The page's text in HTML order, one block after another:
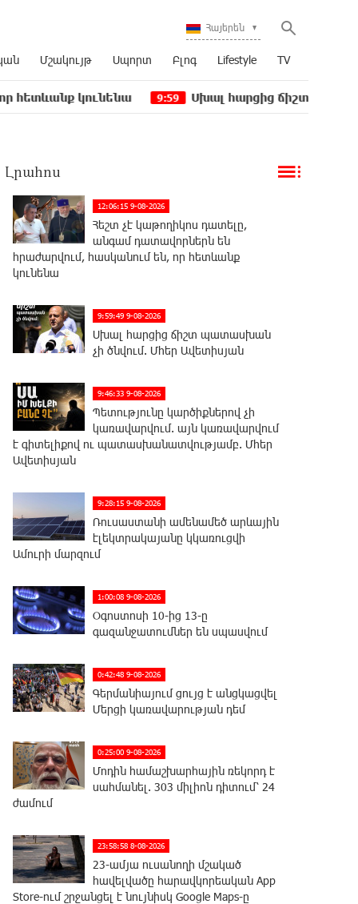
Հայերեն
Մշակույթ Սպորտ Բլոգ Lifestyle TV
կունենա 9:59 Սխալ հարցից ճիշտ պատասխան չի
Լրահոս
12:06:15 9-08-2026
Հեշտ չէ կաթողիկոս դատելը,
անգամ դատավորներն են
հրաժարվում, հասկանում են, որ հետևանք
կունենա
9:59:49 9-08-2026
Սխալ հարցից ճիշտ պատասխան
չի ծնվում. Մհեր Ավետիսյան
9:46:33 9-08-2026
Պետությունը կարծիքներով չի
կառավարվում. այն կառավարվում
է գիտելիքով ու պատասխանատվությամբ. Մհեր
Ավետիսյան
9:28:15 9-08-2026
Ռուսաստանի ամենամեծ արևային
էլեկտրակայանը կկառուցվի
Ամուրի մարզում
1:00:08 9-08-2026
Օգոստոսի 10-ից 13-ը
գազանջատումներ են սպասվում
0:42:48 9-08-2026
Գերմանիայում ցույց է անցկացվել
Մերցի կառավարության դեմ
0:25:00 9-08-2026
Մոդին համաշխարհային ռեկորդ է
սահմանել. 303 միլիոն դիտում՝ 24
ժամում
23:58:58 8-08-2026
23-ամյա ուսանողի մշակած
հավելվածը հարավկորեական App
Store-ում շրջանցել է նույնիսկ Google Maps-ը